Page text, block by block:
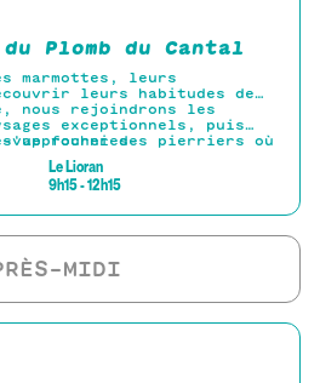
Plomb du Cantal
marmottes, leurs
leurs habitudes de
nous rejoindrons les
exceptionnels, puis
s'approcher des pierriers où
vue fournies-
Le Lioran
9h15 - 12h15